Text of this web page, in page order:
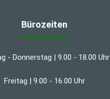
Bürozeiten
- Donnerstag | 9.00 - 18.00 Uhr
Freitag | 9.00 - 16.00 Uhr